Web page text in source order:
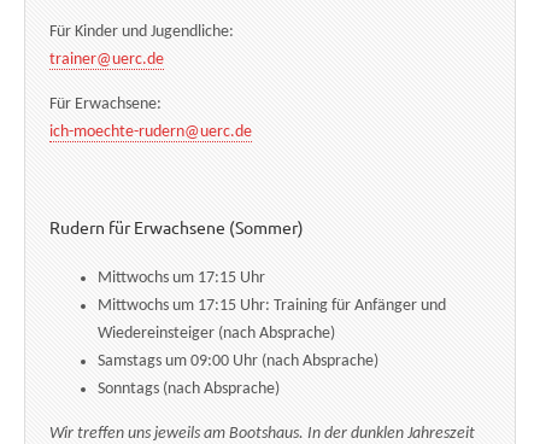
Für Kinder und Jugendliche:
trainer@uerc.de
Für Erwachsene:
ich-moechte-rudern@uerc.de
Rudern für Erwachsene (Sommer)
Mittwochs um 17:15 Uhr
Mittwochs um 17:15 Uhr: Training für Anfänger und
Wiedereinsteiger (nach Absprache)
Samstags um 09:00 Uhr (nach Absprache)
Sonntags (nach Absprache)
Wir treffen uns jeweils am Bootshaus. In der dunklen Jahreszeit